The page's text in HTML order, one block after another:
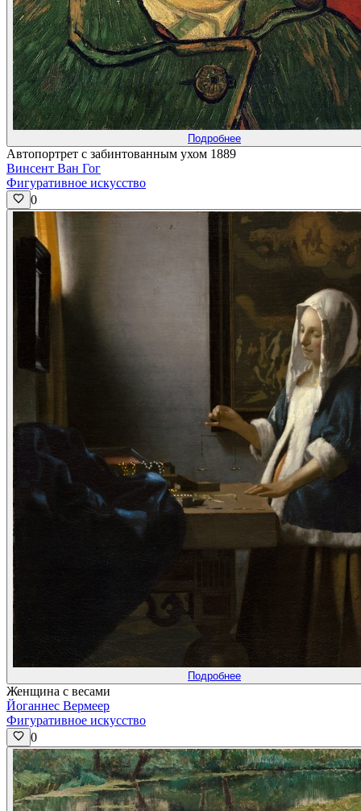
Подробнее
Автопортрет с забинтованным ухом 1889
Винсент Ван Гог
Фигуративное искусство
0
Подробнее
Женщина с весами
Йоганнес Вермеер
Фигуративное искусство
0